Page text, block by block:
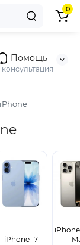
Помощь
консультация
0
iPhone
iPhone 17